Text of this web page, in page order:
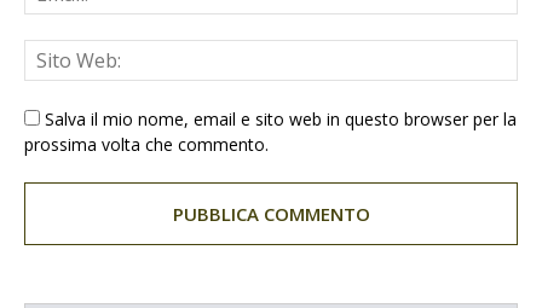
Salva il mio nome, email e sito web in questo browser per la
prossima volta che commento.